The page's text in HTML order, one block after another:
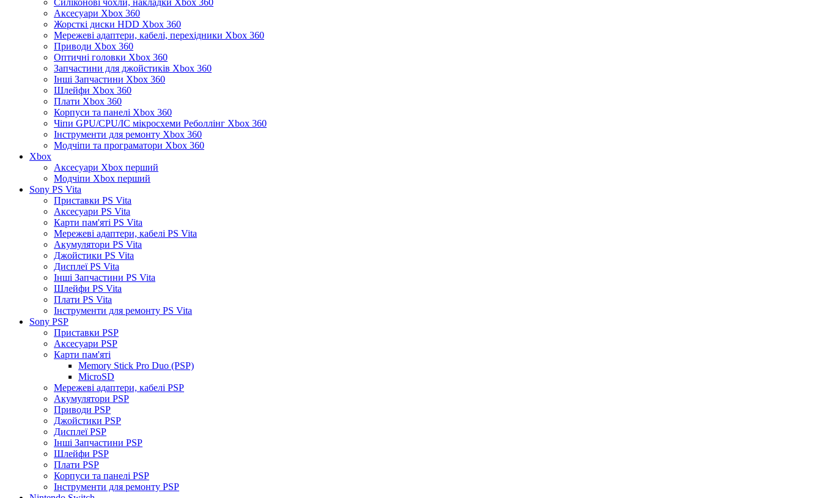
Аксесуари Xbox 360
Жорсткі диски HDD Xbox 360
Мережеві адаптери, кабелі, перехідники Xbox 360
Приводи Xbox 360
Оптичні головки Xbox 360
Запчастини для джойстиків Xbox 360
Інші Запчастини Xbox 360
Шлейфи Xbox 360
Плати Xbox 360
Корпуси та панелі Xbox 360
Чіпи GPU/CPU/IC мікросхеми Реболлінг Xbox 360
Інструменти для ремонту Xbox 360
Модчіпи та програматори Xbox 360
Xbox
Аксесуари Xbox перший
Модчіпи Xbox перший
Sony PS Vita
Приставки PS Vita
Аксесуари PS Vita
Карти пам'яті PS Vita
Мережеві адаптери, кабелі PS Vita
Акумулятори PS Vita
Джойстики PS Vita
Дисплеї PS Vita
Інші Запчастини PS Vita
Шлейфи PS Vita
Плати PS Vita
Інструменти для ремонту PS Vita
Sony PSP
Приставки PSP
Аксесуари PSP
Карти пам'яті
Memory Stick Pro Duo (PSP)
MicroSD
Мережеві адаптери, кабелі PSP
Акумулятори PSP
Приводи PSP
Джойстики PSP
Дисплеї PSP
Інші Запчастини PSP
Шлейфи PSP
Плати PSP
Корпуси та панелі PSP
Інструменти для ремонту PSP